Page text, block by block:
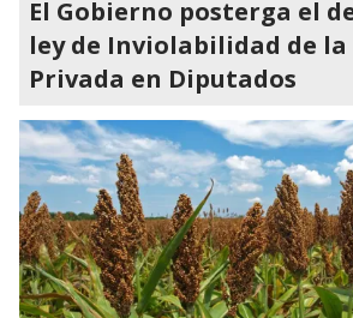
El Gobierno posterga el
ley de Inviolabilidad de la
Privada en Diputados